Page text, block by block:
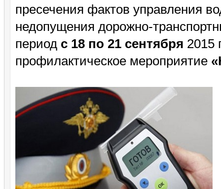
пресечения фактов управления
недопущения дорожно-
период с 18 по 21 сентября 2015
профилактическое мероприятие